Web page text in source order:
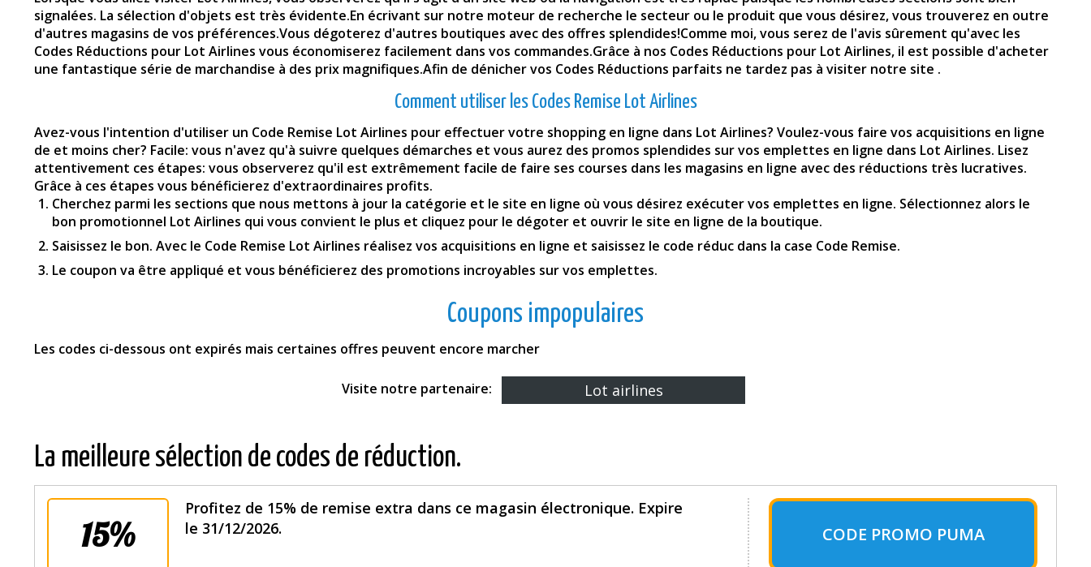
signalées. La sélection d'objets est très évidente.En écrivant sur notre moteur de recherche le secteur ou le produit que vous désirez, vous trouverez en outre
d'autres magasins de vos préférences.Vous dégoterez d'autres boutiques avec des offres splendides!Comme moi, vous serez de l'avis sûrement qu'avec les
Codes Réductions pour Lot Airlines vous économiserez facilement dans vos commandes.Grâce à nos Codes Réductions pour Lot Airlines, il est possible d'acheter
une fantastique série de marchandise à des prix magnifiques.Afin de dénicher vos Codes Réductions parfaits ne tardez pas à visiter notre site .
Comment utiliser les Codes Remise Lot Airlines
Avez-vous l'intention d'utiliser un Code Remise Lot Airlines pour effectuer votre shopping en ligne dans Lot Airlines? Voulez-vous faire vos acquisitions en ligne
de et moins cher? Facile: vous n'avez qu'à suivre quelques démarches et vous aurez des promos splendides sur vos emplettes en ligne dans Lot Airlines. Lisez
attentivement ces étapes: vous observerez qu'il est extrêmement facile de faire ses courses dans les magasins en ligne avec des réductions très lucratives.
Grâce à ces étapes vous bénéficierez d'extraordinaires profits.
Cherchez parmi les sections que nous mettons à jour la catégorie et le site en ligne où vous désirez exécuter vos emplettes en ligne. Sélectionnez alors le
bon promotionnel Lot Airlines qui vous convient le plus et cliquez pour le dégoter et ouvrir le site en ligne de la boutique.
Saisissez le bon. Avec le Code Remise Lot Airlines réalisez vos acquisitions en ligne et saisissez le code réduc dans la case Code Remise.
Le coupon va être appliqué et vous bénéficierez des promotions incroyables sur vos emplettes.
Coupons impopulaires
Les codes ci-dessous ont expirés mais certaines offres peuvent encore marcher
Visite notre partenaire: Lot airlines
La meilleure sélection de codes de réduction.
15%
Profitez de 15% de remise extra dans ce magasin électronique. Expire
le 31/12/2026.
CODE PROMO PUMA